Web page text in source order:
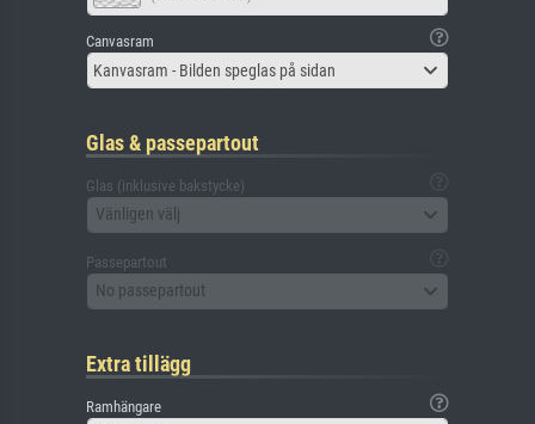
Canvasram
Kanvasram - Bilden speglas på sidan
Glas & passepartout
Glas (inklusive bakstycke)
Vänligen välj
Passepartout
No passepartout
Extra tillägg
Ramhängare